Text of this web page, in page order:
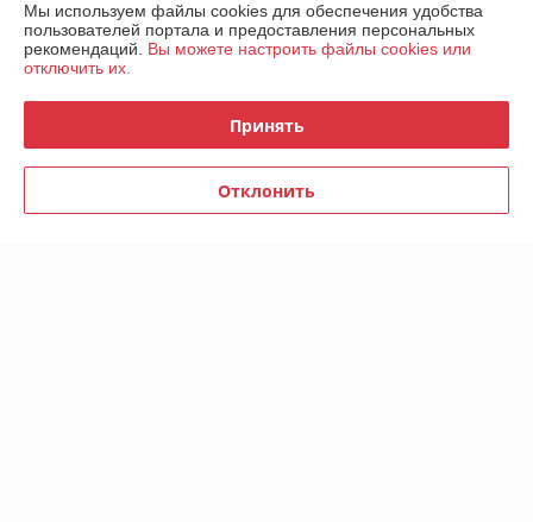
Доставка и оплата
Полная версия сайта
Политика обработки cookies
Мы используем файлы cookies для обеспечения удобства
пользователей портала и предоставления персональных
рекомендаций. Вы можете настроить файлы cookies или
отключить их.
Принять
Отклонить